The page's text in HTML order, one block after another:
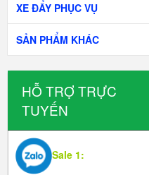
XE ĐẨY PHỤC VỤ
SẢN PHẨM KHÁC
HỖ TRỢ TRỰC
TUYẾN
Sale 1: